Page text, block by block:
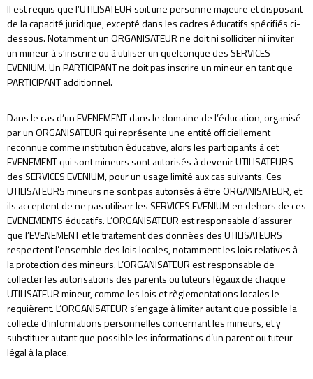
Il est requis que l’UTILISATEUR soit une personne majeure et disposant
de la capacité juridique, excepté dans les cadres éducatifs spécifiés ci-
dessous. Notamment un ORGANISATEUR ne doit ni solliciter ni inviter
un mineur à s’inscrire ou à utiliser un quelconque des SERVICES
EVENIUM. Un PARTICIPANT ne doit pas inscrire un mineur en tant que
PARTICIPANT additionnel.
Dans le cas d’un EVENEMENT dans le domaine de l’éducation, organisé
par un ORGANISATEUR qui représente une entité officiellement
reconnue comme institution éducative, alors les participants à cet
EVENEMENT qui sont mineurs sont autorisés à devenir UTILISATEURS
des SERVICES EVENIUM, pour un usage limité aux cas suivants. Ces
UTILISATEURS mineurs ne sont pas autorisés à être ORGANISATEUR, et
ils acceptent de ne pas utiliser les SERVICES EVENIUM en dehors de ces
EVENEMENTS éducatifs. L’ORGANISATEUR est responsable d’assurer
que l’EVENEMENT et le traitement des données des UTILISATEURS
respectent l’ensemble des lois locales, notamment les lois relatives à
la protection des mineurs. L’ORGANISATEUR est responsable de
collecter les autorisations des parents ou tuteurs légaux de chaque
UTILISATEUR mineur, comme les lois et règlementations locales le
requièrent. L’ORGANISATEUR s’engage à limiter autant que possible la
collecte d’informations personnelles concernant les mineurs, et y
substituer autant que possible les informations d’un parent ou tuteur
légal à la place.